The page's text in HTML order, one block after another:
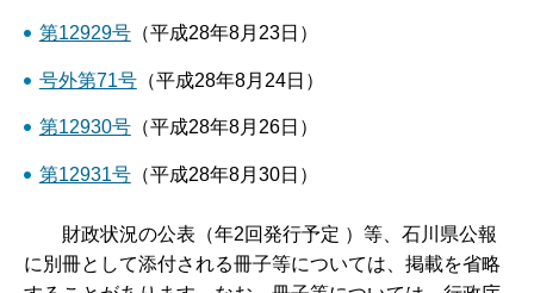
第12929号（平成28年8月23日）
号外第71号（平成28年8月24日）
第12930号（平成28年8月26日）
第12931号（平成28年8月30日）
財政状況の公表（年2回発行予定 ）等、石川県公報
に別冊として添付される冊子等については、掲載を省略